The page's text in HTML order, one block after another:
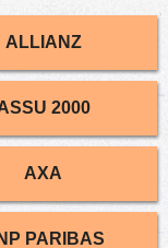
ALLIANZ
2000
AXA
PARIBAS